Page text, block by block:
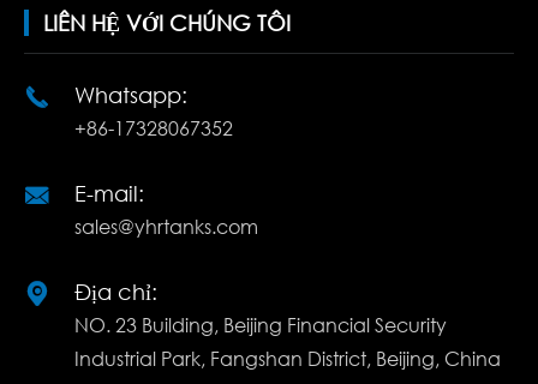
LIÊN HỆ VỚI CHÚNG TÔI
 Whatsapp:
+86-17328067352
 E-mail:
sales@yhrtanks.com
 Địa chỉ:
NO. 23 Building, Beijing Financial Security
Industrial Park, Fangshan District, Beijing, China